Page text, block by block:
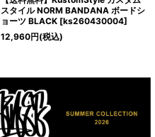
スタイル NORM BANDANA ボードシ
ョーツ BLACK [ks260430004]
12,960円(税込)